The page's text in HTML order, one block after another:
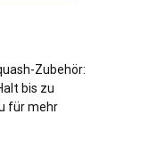
Zubehör:
bis zu
für mehr